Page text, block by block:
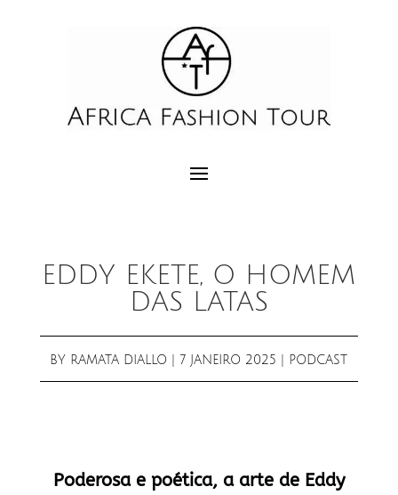
EDDY EKETE, O HOMEM
DAS LATAS
BY RAMATA DIALLO 7 JANEIRO 2025 PODCAST
Poderosa e poética, a arte de Eddy